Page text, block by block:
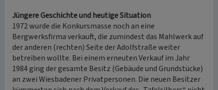
Jüngere Geschichte und heutige Situation
1972 wurde die Konkursmasse noch an eine
Bergwerksfirma verkauft, die zumindest das Mahlwerk auf
der anderen (rechten) Seite der Adolfstraße weiter
betreiben wollte. Bei einem erneuten Verkauf im Jahr
1984 ging der gesamte Besitz (Gebäude und Grundstücke)
an zwei Wiesbadener Privatpersonen. Die neuen Besitzer